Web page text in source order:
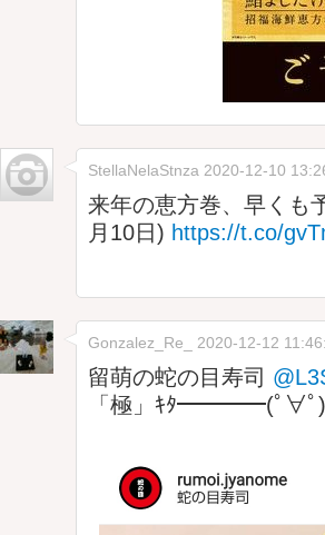
StellaNelaStnza 2020-12-10
来年の恵方巻、早く
月10日) https://t.co/
Gonzalez_Re_ 2020-12-12
留萌の蛇の目寿司
「極」ｷﾀ━━━━(ﾟ